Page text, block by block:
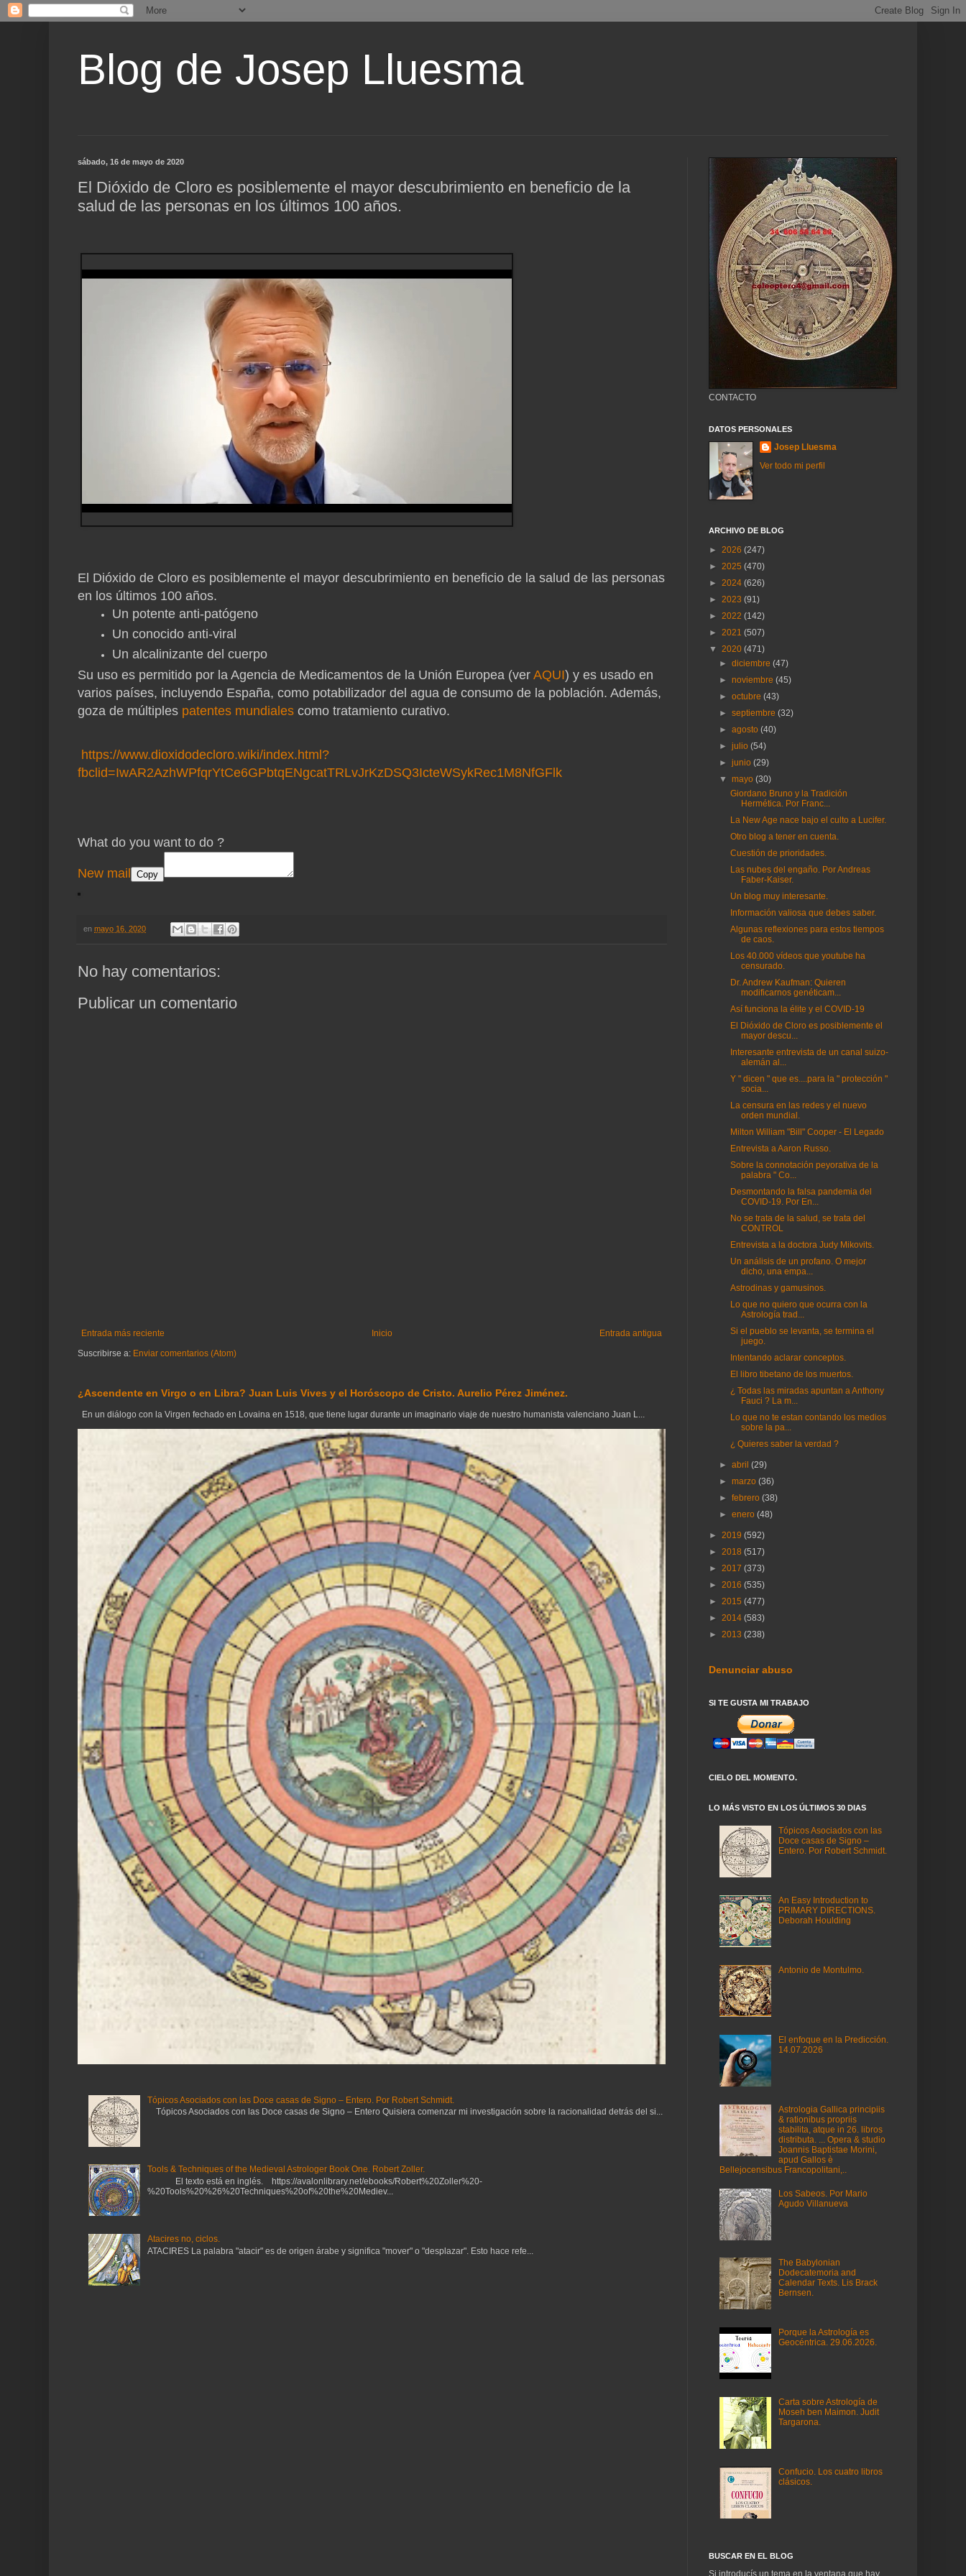
Blog de Josep Lluesma
sábado, 16 de mayo de 2020
El Dióxido de Cloro es posiblemente el mayor descubrimiento en beneficio de la
salud de las personas en los últimos 100 años.
El Dióxido de Cloro es posiblemente el mayor descubrimiento en beneficio de la salud de las personas
en los últimos 100 años.
Un potente anti-patógeno
Un conocido anti-viral
Un alcalinizante del cuerpo
Su uso es permitido por la Agencia de Medicamentos de la Unión Europea (ver AQUI) y es usado en
varios países, incluyendo España, como potabilizador del agua de consumo de la población. Además,
goza de múltiples patentes mundiales como tratamiento curativo.
https://www.dioxidodecloro.wiki/index.html?
fbclid=IwAR2AzhWPfqrYtCe6GPbtqENgcatTRLvJrKzDSQ3IcteWSykRec1M8NfGFlk
What do you want to do ?
New mail Copy
en mayo 16, 2020
No hay comentarios:
Publicar un comentario
Entrada más reciente Entrada antigua
Inicio
Suscribirse a: Enviar comentarios (Atom)
¿Ascendente en Virgo o en Libra? Juan Luis Vives y el Horóscopo de Cristo. Aurelio Pérez Jiménez.
En un diálogo con la Virgen fechado en Lovaina en 1518, que tiene lugar durante un imaginario viaje de nuestro humanista valenciano Juan L...
Tópicos Asociados con las Doce casas de Signo – Entero. Por Robert Schmidt.
Tópicos Asociados con las Doce casas de Signo – Entero Quisiera comenzar mi investigación sobre la racionalidad detrás del si...
Tools & Techniques of the Medieval Astrologer Book One. Robert Zoller.
El texto está en inglés. https://avalonlibrary.net/ebooks/Robert%20Zoller%20-
%20Tools%20%26%20Techniques%20of%20the%20Mediev...
Atacires no, ciclos.
ATACIRES La palabra "atacir" es de origen árabe y significa "mover" o "desplazar". Esto hace refe...
CONTACTO
DATOS PERSONALES
Josep Lluesma
Ver todo mi perfil
ARCHIVO DE BLOG
► 2026 (247)
► 2025 (470)
► 2024 (626)
► 2023 (91)
► 2022 (142)
► 2021 (507)
▼ 2020 (471)
►diciembre(47)
►noviembre(45)
►octubre(43)
►septiembre(32)
►agosto(40)
►julio(54)
►junio(29)
▼mayo(30)
Giordano Bruno y la Tradición
Hermética. Por Franc...
La New Age nace bajo el culto a Lucifer.
Otro blog a tener en cuenta.
Cuestión de prioridades.
Las nubes del engaño. Por Andreas
Faber-Kaiser.
Un blog muy interesante.
Información valiosa que debes saber.
Algunas reflexiones para estos tiempos
de caos.
Los 40.000 vídeos que youtube ha
censurado.
Dr. Andrew Kaufman: Quieren
modificarnos genéticam...
Así funciona la élite y el COVID-19
El Dióxido de Cloro es posiblemente el
mayor descu...
Interesante entrevista de un canal suizo-
alemán al...
Y " dicen " que es....para la " protección "
socia...
La censura en las redes y el nuevo
orden mundial.
Milton William "Bill" Cooper - El Legado
Entrevista a Aaron Russo.
Sobre la connotación peyorativa de la
palabra " Co...
Desmontando la falsa pandemia del
COVID-19. Por En...
No se trata de la salud, se trata del
CONTROL
Entrevista a la doctora Judy Mikovits.
Un análisis de un profano. O mejor
dicho, una empa...
Astrodinas y gamusinos.
Lo que no quiero que ocurra con la
Astrología trad...
Si el pueblo se levanta, se termina el
juego.
Intentando aclarar conceptos.
El libro tibetano de los muertos.
¿ Todas las miradas apuntan a Anthony
Fauci ? La m...
Lo que no te estan contando los medios
sobre la pa...
¿ Quieres saber la verdad ?
►abril(29)
►marzo(36)
►febrero(38)
►enero(48)
► 2019 (592)
► 2018 (517)
► 2017 (373)
► 2016 (535)
► 2015 (477)
► 2014 (583)
► 2013 (238)
Denunciar abuso
SI TE GUSTA MI TRABAJO
CIELO DEL MOMENTO.
LO MÁS VISTO EN LOS ÚLTIMOS 30 DIAS
Tópicos Asociados con las
Doce casas de Signo –
Entero. Por Robert Schmidt.
An Easy Introduction to
PRIMARY DIRECTIONS.
Deborah Houlding
Antonio de Montulmo.
El enfoque en la Predicción.
14.07.2026
Astrologia Gallica principiis
& rationibus propriis
stabilita, atque in 26. libros
distributa. ... Opera & studio
Joannis Baptistae Morini,
apud Gallos è
Bellejocensibus Francopolitani,..
Los Sabeos. Por Mario
Agudo Villanueva
The Babylonian
Dodecatemoria and
Calendar Texts. Lis Brack
Bernsen.
Porque la Astrología es
Geocéntrica. 29.06.2026.
Carta sobre Astrología de
Moseh ben Maimon. Judit
Targarona.
Confucio. Los cuatro libros
clásicos.
BUSCAR EN EL BLOG